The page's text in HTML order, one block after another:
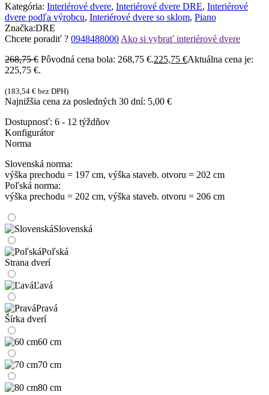
Kategória: Interiérové dvere, Interiérové dvere DRE, Interiérové
dvere podľa výrobcu, Interiérové dvere so sklom, Piano
Značka:DRE
Chcete poradiť ? 0948488000 Ako si vybrať interiérové dvere
268,75€ Pôvodná cena bola: 268,75 €.225,75 €Aktuálna cena je:
225,75 €.
(183,54 € bez DPH)
Najnižšia cena za posledných 30 dní: 5,00 €
Dostupnosť: 6 - 12 týždňov
Konfigurátor
Norma
Slovenská norma:
výška prechodu = 197 cm, výška staveb. otvoru = 202 cm
Poľská norma:
výška prechodu = 202 cm, výška staveb. otvoru = 206 cm
Slovenská
Poľská
Strana dverí
Ľavá
Pravá
Šírka dverí
60 cm
70 cm
80 cm